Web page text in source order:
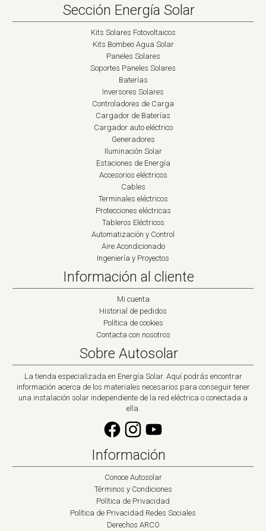
Sección Energía Solar
Kits Solares Fotovoltaicos
Kits Bombeo Agua Solar
Paneles Solares
Soportes Paneles Solares
Baterías
Inversores Solares
Controladores de Carga
Cargador de Baterías
Cargador auto eléctrico
Generadores
Iluminación Solar
Estaciones de Energía
Accesorios eléctricos
Cables
Terminales eléctricos
Protecciones eléctricas
Tableros Eléctricos
Automatización y Control
Aire Acondicionado
Ingeniería y Proyectos
Información al cliente
Mi cuenta
Historial de pedidos
Política de cookies
Contacta con nosotros
Sobre Autosolar
La tienda especializada en Energía Solar. Aquí podrás encontrar
información acerca de los materiales necesarios para conseguir tener
una instalación solar independiente de la red eléctrica o conectada a
ella.
Información
Conoce Autosolar
Términos y Condiciones
Política de Privacidad
Política de Privacidad Redes Sociales
Derechos ARCO